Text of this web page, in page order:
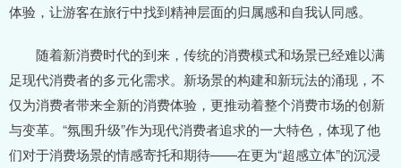
体验，让游客在旅行中找到精神层面的归属感和自我认同感。
随着新消费时代的到来，传统的消费模式和场景已经难以满
足现代消费者的多元化需求。新场景的构建和新玩法的涌现，不
仅为消费者带来全新的消费体验，更推动着整个消费市场的创新
与变革。“氛围升级”作为现代消费者追求的一大特色，体现了他
们对于消费场景的情感寄托和期待——在更为“超感立体”的沉浸